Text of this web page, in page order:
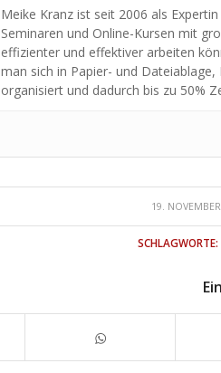
Meike Kranz ist seit 2006 als
Seminaren und Online-Kursen mit
effizienter und effektiver arbeiten
man sich in Papier- und
organisiert und dadurch bis zu 50%
19. /
SCHLAGWORTE: